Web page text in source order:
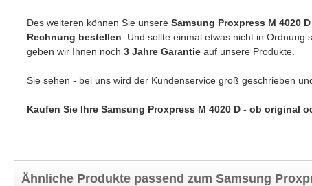
Des weiteren können Sie unsere Samsung Proxpress M 4020 D
Rechnung bestellen . Und sollte einmal etwas nicht in
geben wir Ihnen noch 3 Jahre Garantie auf unsere Produkte.
Sie sehen - bei uns wird der Kundenservice groß geschrieben
Kaufen Sie Ihre Samsung Proxpress M 4020 D - ob original
Ähnliche Produkte passend zum Samsung